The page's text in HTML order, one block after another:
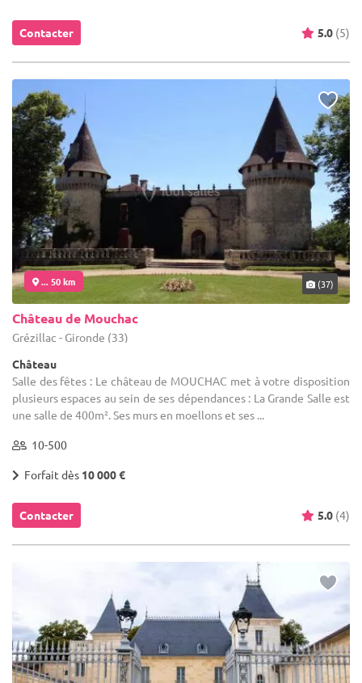
Contacter 5.0 (5)
... 50 km (37)
Château de Mouchac
Grézillac - Gironde (33)
Château
Salle des fêtes : Le château de MOUCHAC met à votre disposition
plusieurs espaces au sein de ses dépendances : La Grande Salle est
une salle de 400m². Ses murs en moellons et ses ...
10-500
Forfait dès 10 000 €
Contacter 5.0 (4)